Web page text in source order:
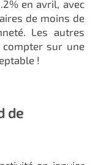
en avril, avec
de moins de
Les autres
sur une
!
de